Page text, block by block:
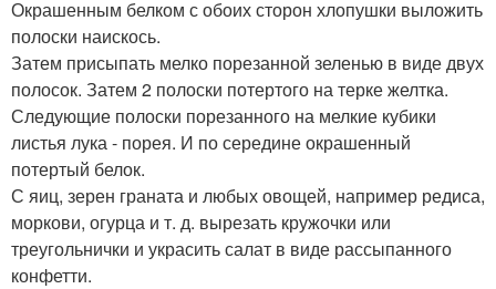
Окрашенным белком с обоих сторон хлопушки выложить
полоски наискось.
Затем присыпать мелко порезанной зеленью в виде двух
полосок. Затем 2 полоски потертого на терке желтка.
Следующие полоски порезанного на мелкие кубики
листья лука - порея. И по середине окрашенный
потертый белок.
С яиц, зерен граната и любых овощей, например редиса,
моркови, огурца и т. д. вырезать кружочки или
треугольнички и украсить салат в виде рассыпанного
конфетти.